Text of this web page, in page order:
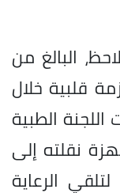
البالغ من
أزمة قلبية خلال
الطبية
نقلته إلى
الرعاية